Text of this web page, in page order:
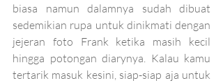
biasa namun dalamnya sudah dibuat
sedemikian rupa untuk dinikmati dengan
jejeran foto Frank ketika masih kecil
hingga potongan diarynya. Kalau kamu
tertarik masuk kesini, siap-siap aja untuk